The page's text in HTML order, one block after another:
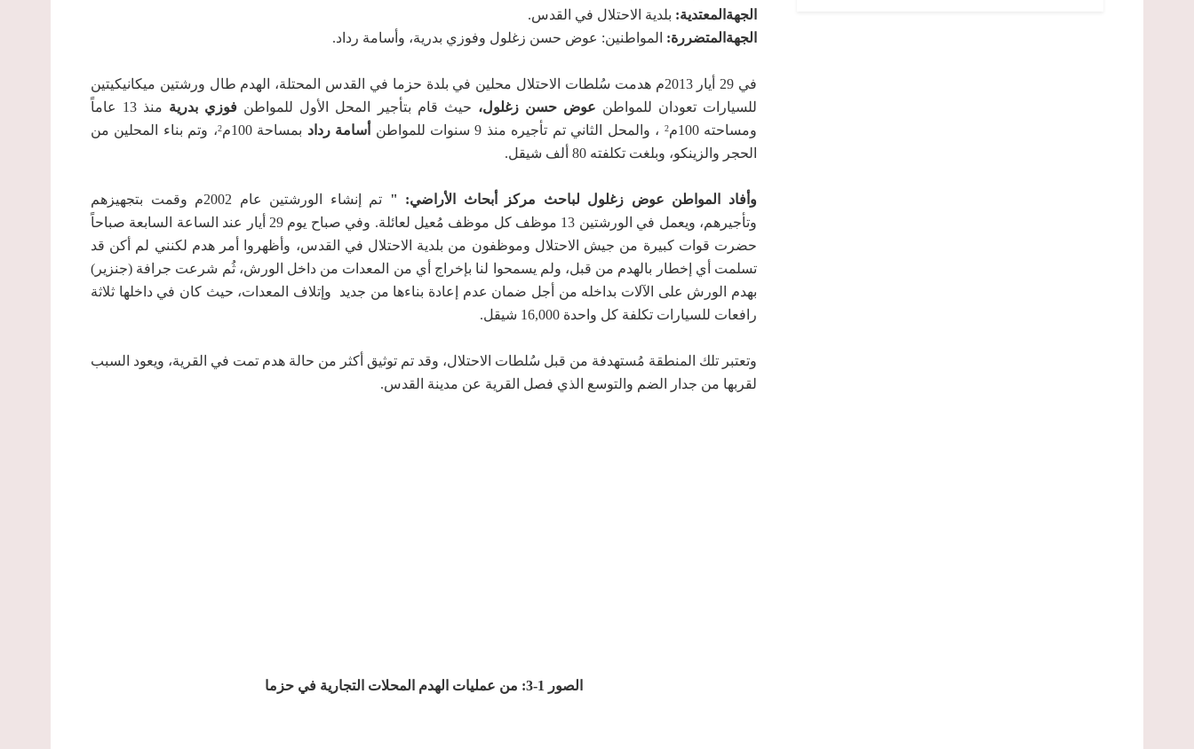
الجهة المعتدية: بلدية الاحتلال في القدس.
الجهة المتضررة: المواطنين: عوض حسن زغلول وفوزي بدرية، وأسامة رداد.
في 29 أيار 2013م هدمت سُلطات الاحتلال محلين في بلدة حزما في القدس المحتلة، الهدم طال ورشتين ميكانيكيتين
للسيارات تعودان للمواطن عوض حسن زغلول، حيث قام بتأجير المحل الأول للمواطن فوزي بدرية
منذ 13 عاماً
ومساحته 100م
2 ، والمحل الثاني تم تأجيره منذ 9 سنوات للمواطن أسامة رداد بمساحة 100م 2، وتم بناء المحلين من
الحجر والزينكو، وبلغت تكلفته 80 ألف شيقل.
وأفاد المواطن عوض زغلول لباحث مركز أبحاث الأراضي: "
تم إنشاء الورشتين عام 2002م وقمت بتجهيزهم
وتأجيرهم، ويعمل في الورشتين 13 موظف كل موظف مُعيل لعائلة.
وفي صباح يوم 29 أيار عند الساعة السابعة صباحاً
حضرت قوات كبيرة من جيش الاحتلال وموظفون من بلدية الاحتلال في القدس، وأظهروا أمر هدم لكنني لم أكن قد
تسلمت أي إخطار بالهدم من قبل، ولم يسمحوا لنا بإخراج أي من المعدات من داخل الورش، ثُم شرعت جرافة (جنزير)
بهدم الورش على الآلات بداخله من أجل ضمان عدم إعادة بناءها من جديد وإتلاف المعدات، حيث كان في داخلها ثلاثة
رافعات للسيارات تكلفة كل واحدة 16,000 شيقل.
وتعتبر تلك المنطقة مُستهدفة من قبل سُلطات الاحتلال، وقد تم توثيق أكثر من حالة هدم تمت في القرية، ويعود السبب
لقربها من جدار الضم والتوسع الذي فصل القرية عن مدينة القدس.
الصور 1-3: من عمليات الهدم المحلات التجارية في حزما